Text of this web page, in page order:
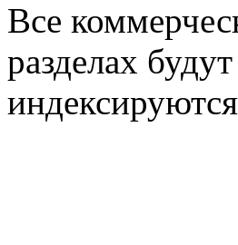
Все
разделах